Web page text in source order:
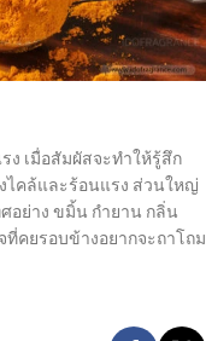
เมื่อสัมผัสจะทำให้รู้สึก
คล้และร้อนแรง ส่วนใหญ่
อย่าง ขมิ้น กำยาน กลิ่น
คยรอบข้างอยากจะถาโถม